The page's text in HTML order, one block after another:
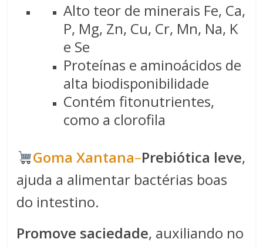
Alto teor de minerais Fe, Ca,
P, Mg, Zn, Cu, Cr, Mn, Na, K
e Se
Proteínas e aminoácidos de
alta biodisponibilidade
Contém fitonutrientes,
como a clorofila
​​Goma Xantana​–Prebiótica leve,
ajuda a alimentar bactérias boas
do intestino.
Promove saciedade, auxiliando no